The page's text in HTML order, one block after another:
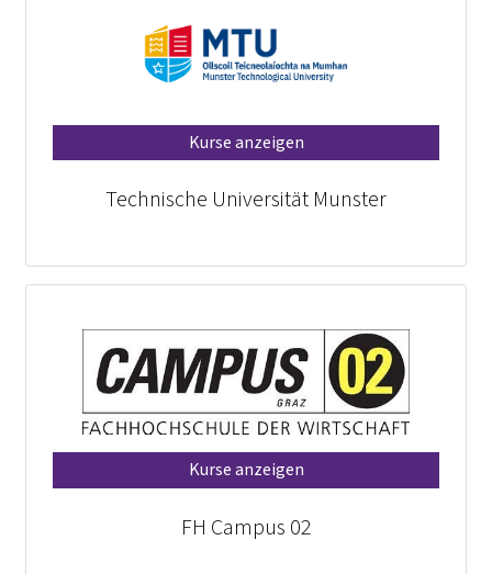
Kurse anzeigen
Technische Universität Munster
Kurse anzeigen
FH Campus 02